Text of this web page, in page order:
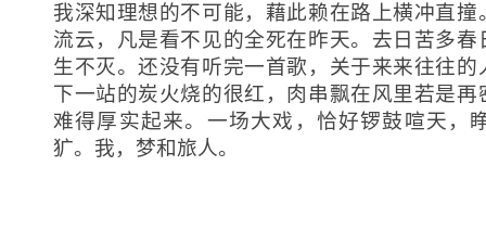
我深知理想的不可能，藉此赖在路上横冲直
流云，凡是看不见的全死在昨天。去日苦多
生不灭。还没有听完一首歌，关于来来往往
下一站的炭火烧的很红，肉串飘在风里若是
难得厚实起来。一场大戏，恰好锣鼓喧天，
犷。我，梦和旅人。